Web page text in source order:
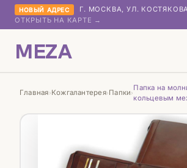
НОВЫЙ АДРЕС Г. МОСКВА, УЛ.
ОТКРЫТЬ НА КАРТЕ →
MEZA
Главная›Кожгалантерея›Папки›
Папка на
кольцевым